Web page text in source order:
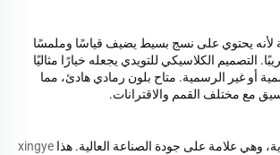
لأنه يحتوي على نسج بسيط يضيف قياسًا وملمسًا
التصميم الكلاسيكي للتويدي يجعله خيارًا مثاليًا
أو غير الرسمية. متاح بلون رمادي هادئ، مما
مع مختلف القمم والاقترانات.
وهي علامة على جودة الصناعة العالية. هذا xingye